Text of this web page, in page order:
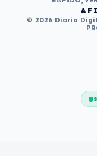
© 2026 Diario